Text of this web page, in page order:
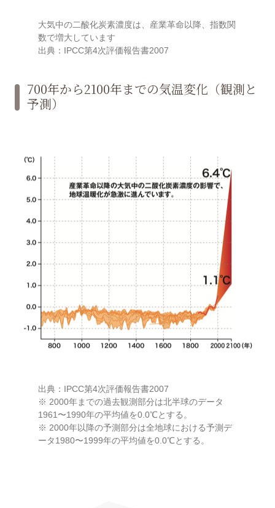
大気中の二酸化炭素濃度は、産業革命以降、指数関
数で増大しています
出典：IPCC第4次評価報告書2007
700年から2100年までの気温変化（観測と
予測）
出典：IPCC第4次評価報告書2007
※ 2000年までの過去観測部分は北半球のデータ
1961〜1990年の平均値を0.0℃とする。
※ 2000年以降の予測部分は全地球における予測デ
ータ1980〜1999年の平均値を0.0℃とする。